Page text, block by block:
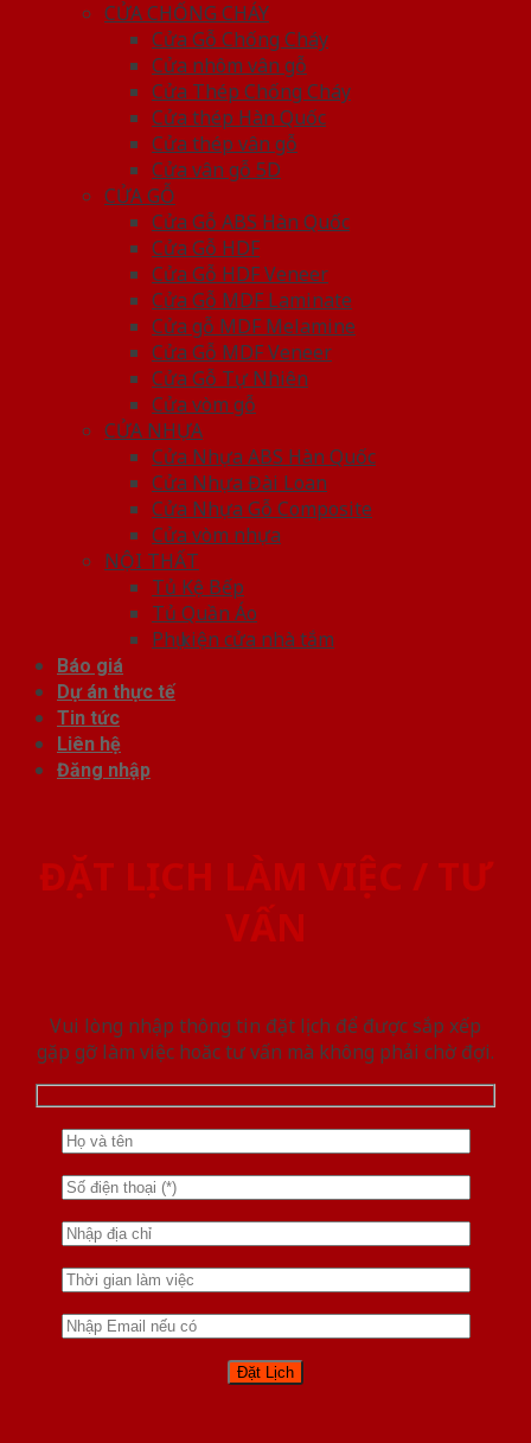
CỬA CHỐNG CHÁY
Cửa Gỗ Chống Cháy
Cửa nhôm vân gỗ
Cửa Thép Chống Cháy
Cửa thép Hàn Quốc
Cửa thép vân gỗ
Cửa vân gỗ 5D
CỬA GỖ
Cửa Gỗ ABS Hàn Quốc
Cửa Gỗ HDF
Cửa Gỗ HDF Veneer
Cửa Gỗ MDF Laminate
Cửa gỗ MDF Melamine
Cửa Gỗ MDF Veneer
Cửa Gỗ Tự Nhiên
Cửa vòm gỗ
CỬA NHỰA
Cửa Nhựa ABS Hàn Quốc
Cửa Nhựa Đài Loan
Cửa Nhựa Gỗ Composite
Cửa vòm nhựa
NỘI THẤT
Tủ Kệ Bếp
Tủ Quần Áo
Phụ kiện cửa nhà tắm
Báo giá
Dự án thực tế
Tin tức
Liên hệ
Đăng nhập
ĐẶT LỊCH LÀM VIỆC / TƯ
VẤN
Vui lòng nhập thông tin đặt lịch để được sắp xếp
gặp gỡ làm việc hoăc tư vấn mà không phải chờ đợi.